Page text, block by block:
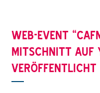
WEB-EVENT
MITSCHNITT AUF
VERÖFFENTLICHT